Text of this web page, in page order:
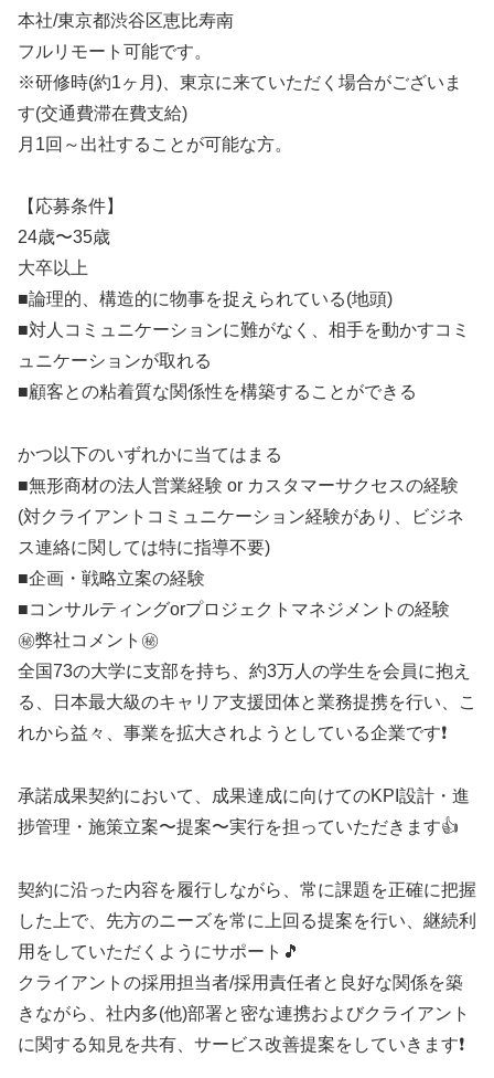
本社/東京都渋谷区恵比寿南
フルリモート可能です。
※研修時(約1ヶ月)、東京に来ていただく場合がございま
す(交通費滞在費支給)
月1回～出社することが可能な方。
【応募条件】
24歳〜35歳
大卒以上
■論理的、構造的に物事を捉えられている(地頭)
■対人コミュニケーションに難がなく、相手を動かすコミ
ュニケーションが取れる
■顧客との粘着質な関係性を構築することができる
かつ以下のいずれかに当てはまる
■無形商材の法人営業経験 or カスタマーサクセスの経験
(対クライアントコミュニケーション経験があり、ビジネ
ス連絡に関しては特に指導不要)
■企画・戦略立案の経験
■コンサルティングorプロジェクトマネジメントの経験
㊙️弊社コメント㊙️
全国73の大学に支部を持ち、約3万人の学生を会員に抱え
る、日本最大級のキャリア支援団体と業務提携を行い、こ
れから益々、事業を拡大されようとしている企業です❗
承諾成果契約において、成果達成に向けてのKPI設計・進
捗管理・施策立案〜提案〜実行を担っていただきます👍️
契約に沿った内容を履行しながら、常に課題を正確に把握
した上で、先方のニーズを常に上回る提案を行い、継続利
用をしていただくようにサポート🎵
クライアントの採用担当者/採用責任者と良好な関係を築
きながら、社内多(他)部署と密な連携およびクライアント
に関する知見を共有、サービス改善提案をしていきます❗